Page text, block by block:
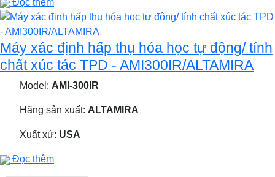
Máy xác định hấp thụ hóa học tự động/ tính
chất xúc tác TPD - AMI300IR/ALTAMIRA
Model: AMI-300IR
Hãng sản xuất: ALTAMIRA
Xuất xứ: USA
Đọc thêm